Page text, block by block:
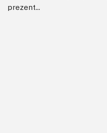
prezent...